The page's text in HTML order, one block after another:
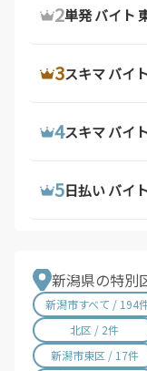
2ウーバーイーツ
3ウーバーイーツ
4ウーバーイーツ
5ウーバーイーツ
2デリバリー バ
3軽 貨物 求人
4配達 バイト
5トラック 運転 手
2単発 バイト
3スキマ バイト
4スキマ バイ
5日払い バイト
新潟県の特別
新潟市すべて / 194
北区 / 2件
新潟市東区 / 17件